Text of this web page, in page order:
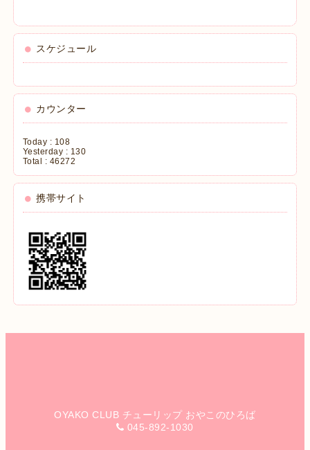
スケジュール
カウンター
Today : 108
Yesterday : 130
Total : 46272
携帯サイト
OYAKO CLUB チューリップ おやこのひろば
045-892-1030